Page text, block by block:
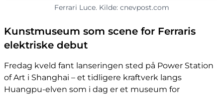
Ferrari Luce. Kilde: cnevpost.com
Kunstmuseum som scene for Ferraris
elektriske debut
Fredag kveld fant lanseringen sted på Power Station
of Art i Shanghai – et tidligere kraftverk langs
Huangpu-elven som i dag er et museum for